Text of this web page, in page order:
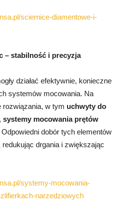
sciernice-diamentowe-i-
– stabilność i precyzja
działać efektywnie, konieczne
systemów mocowania. Na
rozwiązania, w tym uchwyty do
, systemy mocowania prętów
Odpowiedni dobór tych elementów
drgania i zwiększając
systemy-mocowania-
narzedziowych